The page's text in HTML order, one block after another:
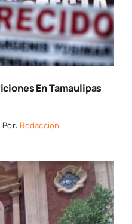
En Tamaulipas
Por: Redaccion